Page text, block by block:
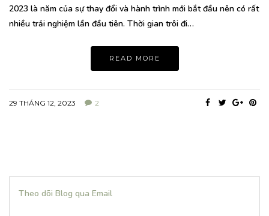
2023 là năm của sự thay đổi và hành trình mới bắt đầu nên có rất
nhiều trải nghiệm lần đầu tiên. Thời gian trôi đi…
READ MORE
29 THÁNG 12, 2023 2
Theo dõi Blog qua Email